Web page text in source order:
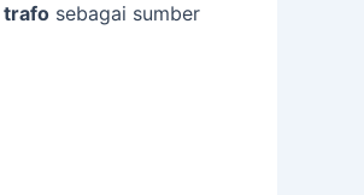
trafo sebagai sumber